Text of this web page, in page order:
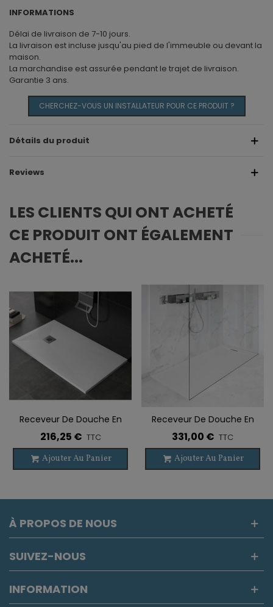
INFORMATIONS
Délai de livraison de 7-10 jours.
La livraison est incluse jusqu'au pied de l'immeuble ou devant la
maison.
La marchandise est assurée pendant le trajet de livraison.
Garantie 3 ans.
CHERCHEZ-VOUS UN INSTALLATEUR POUR CE PRODUIT ?
Détails du produit
Reviews
LES CLIENTS QUI ONT ACHETÉ
CE PRODUIT ONT ÉGALEMENT
ACHETÉ...
Receveur De Douche En
Résine SCORPIO
216,25 € TTC
Ajouter Au Panier
Receveur De Douche En
Ardoise MERCURE
331,00 € TTC
Ajouter Au Panier
À PROPOS DE NOUS
SUIVEZ-NOUS
INFORMATION